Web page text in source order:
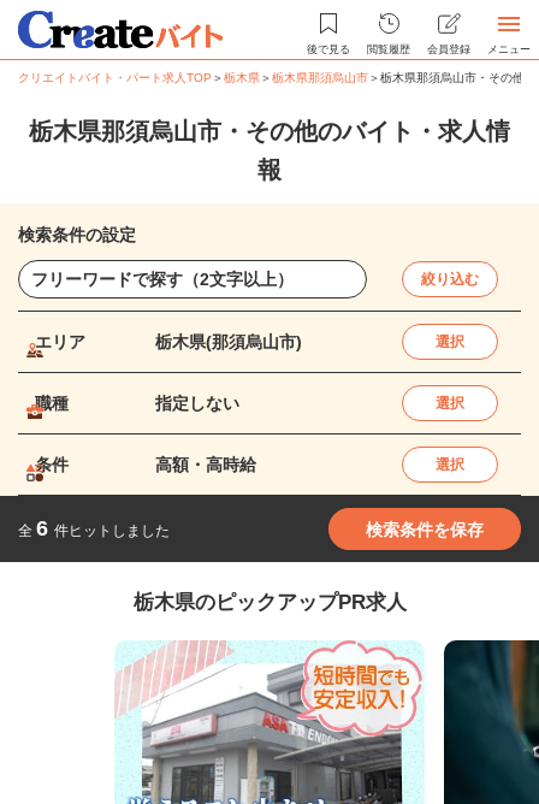
後で見る 閲覧履歴 会員登録 メニュー
クリエイトバイト・パート求人TOP ＞栃木県＞栃木県那須烏山市＞栃木県那須烏山市・その他
栃木県那須烏山市・その他のバイト・求人情
報
検索条件の設定
絞り込む
エリア 栃木県(那須烏山市) 選択
職種 指定しない 選択
条件 高額・高時給 選択
全 6 件ヒットしました 検索条件を保存
栃木県のピックアップPR求人